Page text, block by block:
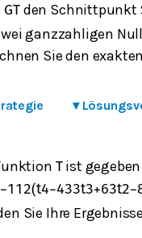
GT den Schnittpunkt
ganzzahligen
Sie den
▾
Tist
−1 12(t4−433t3+63t2−
Sie Ihre